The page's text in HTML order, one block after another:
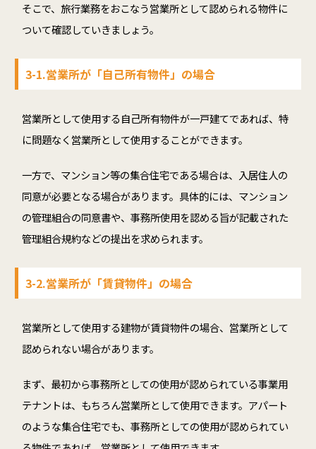
そこで、旅行業務をおこなう営業所として認められる物件に
ついて確認していきましょう。
3-1.営業所が「自己所有物件」の場合
営業所として使用する自己所有物件が一戸建てであれば、特
に問題なく営業所として使用することができます。
一方で、マンション等の集合住宅である場合は、入居住人の
同意が必要となる場合があります。具体的には、マンション
の管理組合の同意書や、事務所使用を認める旨が記載された
管理組合規約などの提出を求められます。
3-2.営業所が「賃貸物件」の場合
営業所として使用する建物が賃貸物件の場合、営業所として
認められない場合があります。
まず、最初から事務所としての使用が認められている事業用
テナントは、もちろん営業所として使用できます。アパート
のような集合住宅でも、事務所としての使用が認められてい